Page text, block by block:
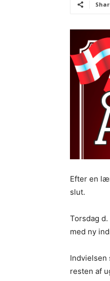
Efter en
slut.
Torsdag
med ny
Indvielsen
resten af